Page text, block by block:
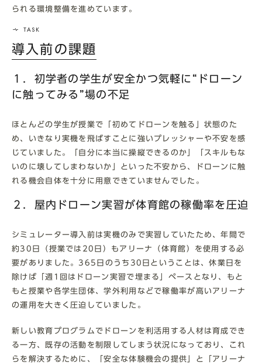
られる環境整備を進めています。
導入前の課題
１．初学者の学生が安全かつ気軽に“ドローン
に触ってみる”場の不足
ほとんどの学生が授業で「初めてドローンを触る」状態のた
め、いきなり実機を飛ばすことに強いプレッシャーや不安を感
じていました。「自分に本当に操縦できるのか」「スキルもな
いのに壊してしまわないか」といった不安から、ドローンに触
れる機会自体を十分に用意できていませんでした。
２．屋内ドローン実習が体育館の稼働率を圧迫
シミュレーター導入前は実機のみで実習していたため、年間で
約30日（授業では20日）もアリーナ（体育館）を使用する必
要がありました。365日のうち30日ということは、休業日を
除けば「週1回はドローン実習で埋まる」ペースとなり、もと
もと授業や各学生団体、学外利用などで稼働率が高いアリーナ
の運用を大きく圧迫していました。
新しい教育プログラムでドローンを利活用する人材は育成でき
る一方、既存の活動を制限してしまう状況になっており、これ
らを解決するために、「安全な体験機会の提供」と「アリーナ